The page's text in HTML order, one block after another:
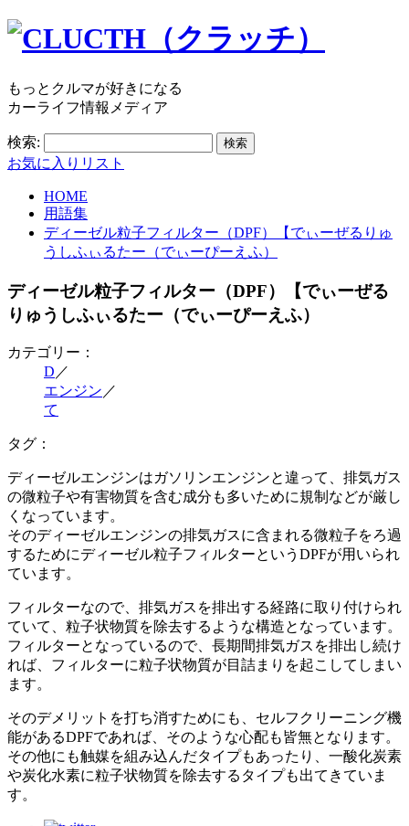
もっとクルマが好きになる
カーライフ情報メディア
検索:
お気に入りリスト
HOME
用語集
ディーゼル粒子フィルター（DPF）【でぃーぜるりゅ
うしふぃるたー（でぃーぴーえふ）
ディーゼル粒子フィルター（DPF）【でぃーぜる
りゅうしふぃるたー（でぃーぴーえふ）
カテゴリー：
D ／
エンジン ／
て
タグ：
ディーゼルエンジンはガソリンエンジンと違って、排気ガス
の微粒子や有害物質を含む成分も多いために規制などが厳し
くなっています。
そのディーゼルエンジンの排気ガスに含まれる微粒子をろ過
するためにディーゼル粒子フィルターというDPFが用いられ
ています。
フィルターなので、排気ガスを排出する経路に取り付けられ
ていて、粒子状物質を除去するような構造となっています。
フィルターとなっているので、長期間排気ガスを排出し続け
れば、フィルターに粒子状物質が目詰まりを起こしてしまい
ます。
そのデメリットを打ち消すためにも、セルフクリーニング機
能があるDPFであれば、そのような心配も皆無となります。
その他にも触媒を組み込んだタイプもあったり、一酸化炭素
や炭化水素に粒子状物質を除去するタイプも出てきていま
す。